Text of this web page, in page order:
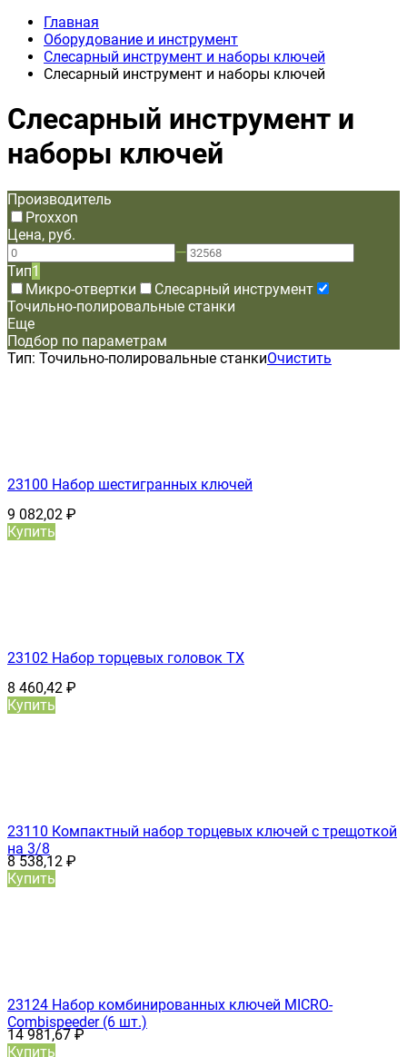
Главная
Оборудование и инструмент
Слесарный инструмент и наборы ключей
Слесарный инструмент и наборы ключей
Слесарный инструмент и
наборы ключей
Производитель
Proxxon
Цена, руб.
—
Тип1
Микро-отвертки
Слесарный инструмент
Точильно-полировальные станки
Еще
Подбор по параметрам
Тип: Точильно-полировальные станкиОчистить
23100 Набор шестигранных ключей
9 082,02 ₽
Купить
23102 Набор торцевых головок ТХ
8 460,42 ₽
Купить
23110 Компактный набор торцевых ключей с трещоткой
на 3/8
8 538,12 ₽
Купить
23124 Набор комбинированных ключей MICRO-
Combispeeder (6 шт.)
14 981,67₽
Купить